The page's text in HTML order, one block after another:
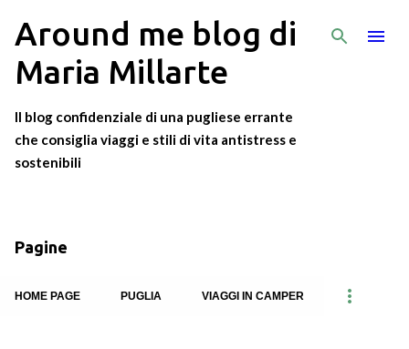
Passa ai contenuti principali
Around me blog di
Maria Millarte
Il blog confidenziale di una pugliese errante
che consiglia viaggi e stili di vita antistress e
sostenibili
Pagine
HOME PAGE PUGLIA VIAGGI IN CAMPER